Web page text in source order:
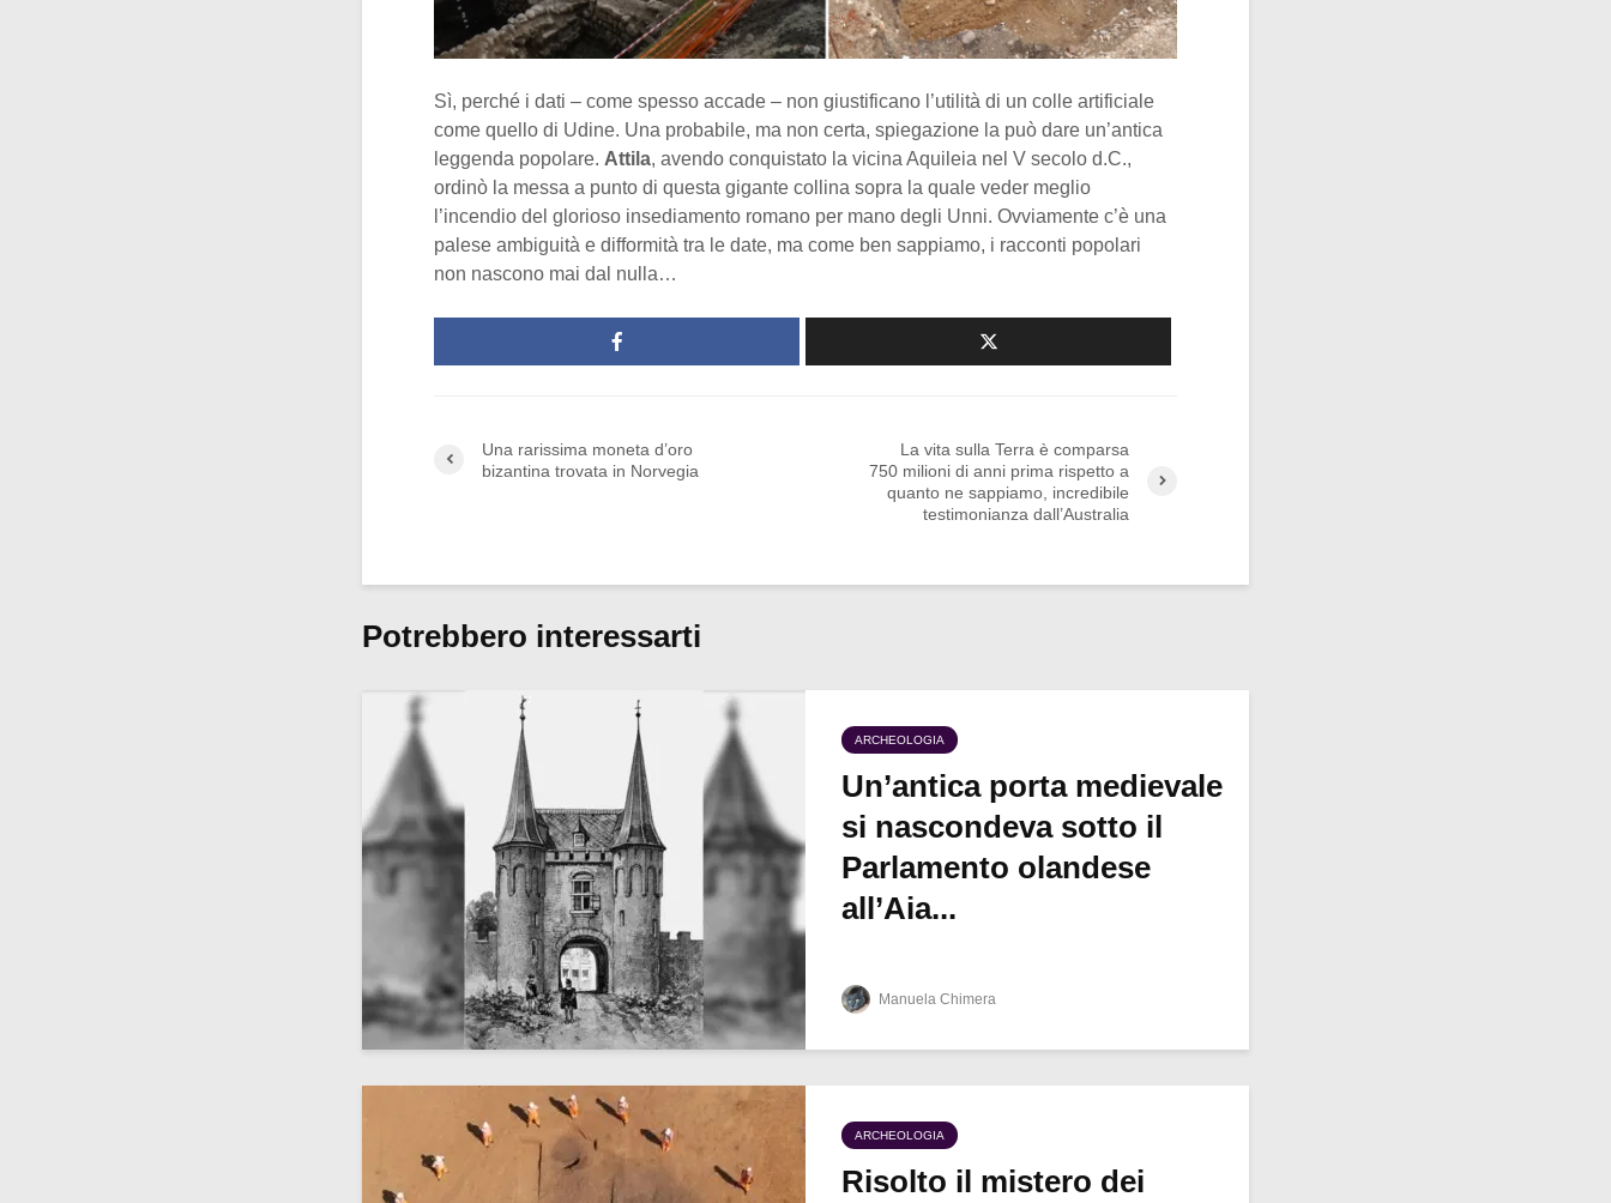
Sì, perché i dati – come spesso accade – non giustificano l’utilità di un colle artificiale
come quello di Udine. Una probabile, ma non certa, spiegazione la può dare un’antica
leggenda popolare. Attila, avendo conquistato la vicina Aquileia nel V secolo d.C.,
ordinò la messa a punto di questa gigante collina sopra la quale veder meglio
l’incendio del glorioso insediamento romano per mano degli Unni. Ovviamente c’è una
palese ambiguità e difformità tra le date, ma come ben sappiamo, i racconti popolari
non nascono mai dal nulla…
Una rarissima moneta d’oro
bizantina trovata in Norvegia
La vita sulla Terra è comparsa
750 milioni di anni prima rispetto a
quanto ne sappiamo, incredibile
testimonianza dall’Australia
Potrebbero interessarti
ARCHEOLOGIA
Un’antica porta medievale
si nascondeva sotto il
Parlamento olandese
all’Aia...
Manuela Chimera
ARCHEOLOGIA
Risolto il mistero dei